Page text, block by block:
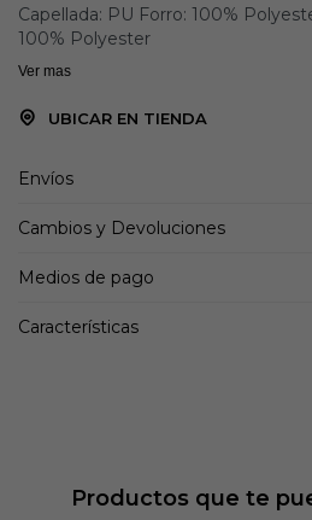
Capellada: PU Forro: 100%
100% Polyester
Ver mas
UBICAR EN TIENDA
Envíos
Cambios y Devoluciones
Medios de pago
Características
Productos que te